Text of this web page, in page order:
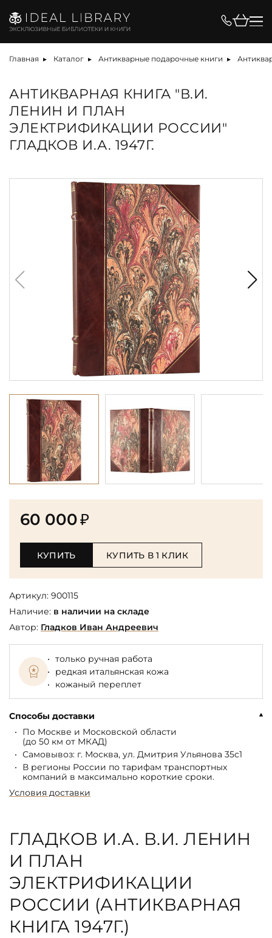
Главная Каталог Антикварные подарочные книги
АНТИКВАРНАЯ КНИГА "В.И.
ЛЕНИН И ПЛАН
ЭЛЕКТРИФИКАЦИИ РОССИИ"
ГЛАДКОВ И.А. 1947Г.
60 000₽
КУПИТЬ КУПИТЬ В 1 КЛИК
Артикул: 900115
Наличие: в наличии на складе
Автор: Гладков Иван Андреевич
только ручная работа
редкая итальянская кожа
кожаный переплет
Способы доставки
По Москве и Московской области
(до 50 км от МКАД)
Самовывоз: г. Москва, ул. Дмитрия Ульянова 35с1
В регионы России по тарифам транспортных
компаний в максимально короткие сроки.
Условия доставки
ГЛАДКОВ И.А. В.И. ЛЕНИН
И ПЛАН
ЭЛЕКТРИФИКАЦИИ
РОССИИ (АНТИКВАРНАЯ
КНИГА 1947Г.)